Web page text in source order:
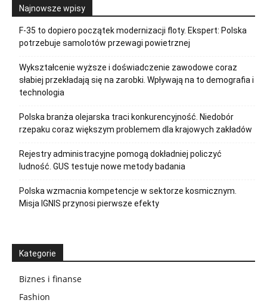
Najnowsze wpisy
F-35 to dopiero początek modernizacji floty. Ekspert: Polska
potrzebuje samolotów przewagi powietrznej
Wykształcenie wyższe i doświadczenie zawodowe coraz
słabiej przekładają się na zarobki. Wpływają na to demografia i
technologia
Polska branża olejarska traci konkurencyjność. Niedobór
rzepaku coraz większym problemem dla krajowych zakładów
Rejestry administracyjne pomogą dokładniej policzyć
ludność. GUS testuje nowe metody badania
Polska wzmacnia kompetencje w sektorze kosmicznym.
Misja IGNIS przynosi pierwsze efekty
Kategorie
Biznes i finanse
Fashion